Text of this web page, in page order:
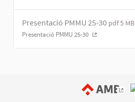
Presentació PMMU 25-30 pdf 5 MB
Presentació PMMU 25-30